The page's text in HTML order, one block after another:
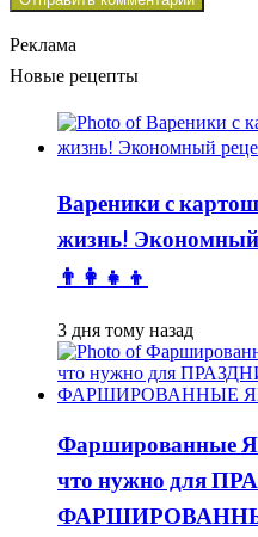
Реклама
Новые рецепты
Вареники с
жизнь! Экономный
👨👩👧👦
3 дня тому назад
что нужно для